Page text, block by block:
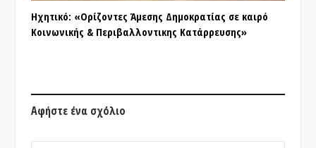
Ηχητικό: «Ορίζοντες Άμεσης Δημοκρατίας σε καιρό
Κοινωνικής & Περιβαλλοντικης Κατάρρευσης»
Αφήστε ένα σχόλιο